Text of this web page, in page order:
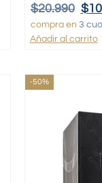
$20.990 $
compra en 3
Añadir al carrito
-50%